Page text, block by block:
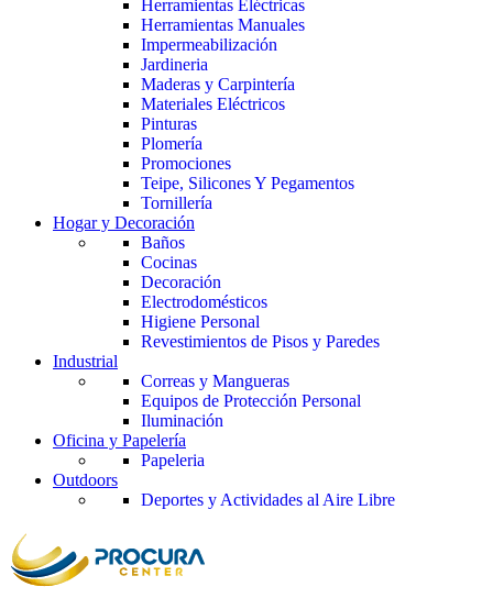
Herramientas Eléctricas
Herramientas Manuales
Impermeabilización
Jardineria
Maderas y Carpintería
Materiales Eléctricos
Pinturas
Plomería
Promociones
Teipe, Silicones Y Pegamentos
Tornillería
Hogar y Decoración
Baños
Cocinas
Decoración
Electrodomésticos
Higiene Personal
Revestimientos de Pisos y Paredes
Industrial
Correas y Mangueras
Equipos de Protección Personal
Iluminación
Oficina y Papelería
Papeleria
Outdoors
Deportes y Actividades al Aire Libre